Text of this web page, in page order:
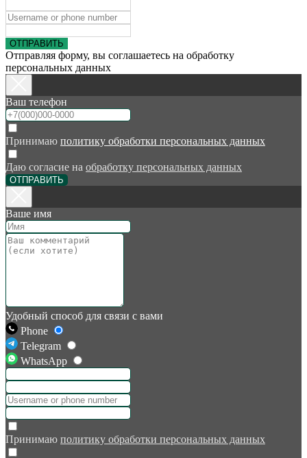
ОТПРАВИТЬ
Отправляя форму, вы соглашаетесь на обработку
персональных данных
Ваш телефон
Принимаю политику обработки персональных данных
Даю согласие на обработку персональных данных
ОТПРАВИТЬ
Ваше имя
Удобный способ для связи с вами
Phone
Telegram
WhatsApp
Принимаю политику обработки персональных данных